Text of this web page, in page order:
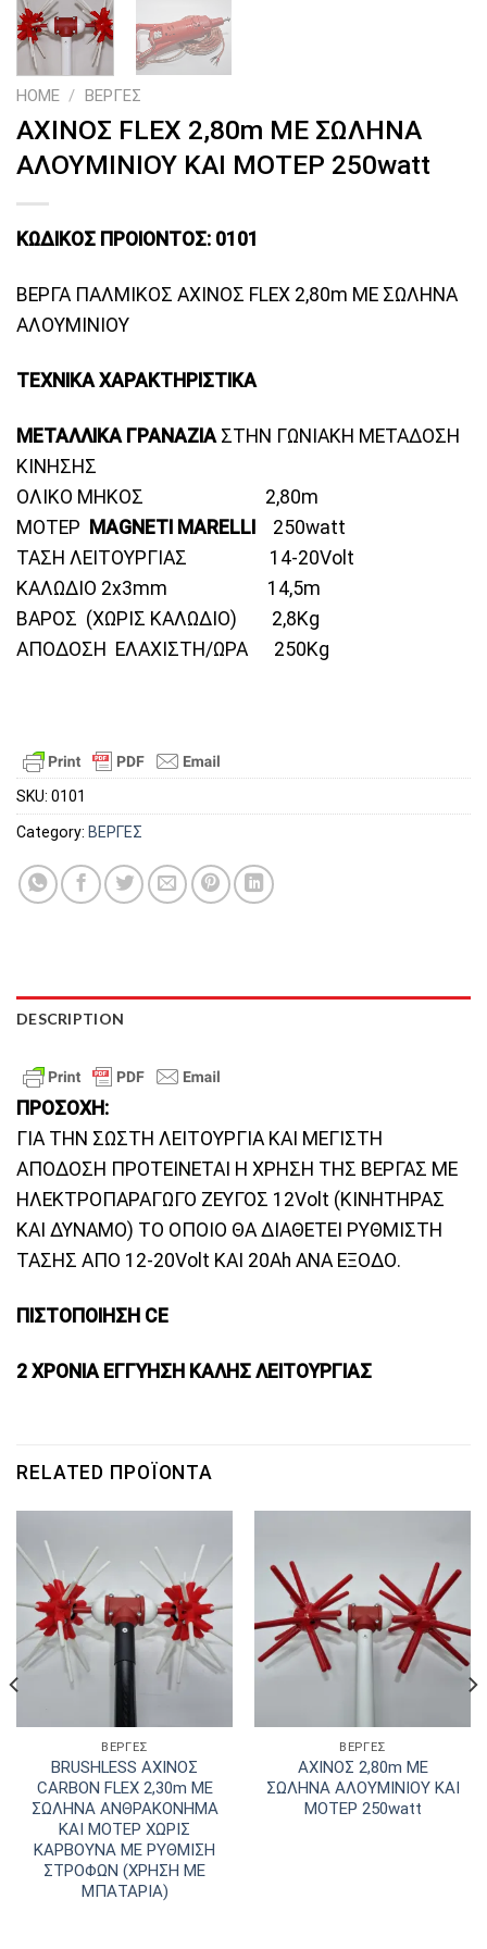
HOME / ΒΕΡΓΕΣ
ΑΧΙΝΟΣ FLEX 2,80m ΜΕ ΣΩΛΗΝΑ
ΑΛΟΥΜΙΝΙΟΥ ΚΑΙ ΜΟΤΕΡ 250watt
ΚΩΔΙΚΟΣ ΠΡΟΙΟΝΤΟΣ: 0101
ΒΕΡΓΑ ΠΑΛΜΙΚΟΣ ΑΧΙΝΟΣ FLEX 2,80m ΜΕ ΣΩΛΗΝΑ
ΑΛΟΥΜΙΝΙΟΥ
ΤΕΧΝΙΚΑ ΧΑΡΑΚΤΗΡΙΣΤΙΚΑ
ΜΕΤΑΛΛΙΚΑ ΓΡΑΝΑΖΙΑΣΤΗΝ ΓΩΝΙΑΚΗ ΜΕΤΑΔΟΣΗ
ΚΙΝΗΣΗΣ
ΟΛΙΚΟ ΜΗΚΟΣ 2,80m
ΜΟΤΕΡ MAGNETI MARELLI
250watt
ΤΑΣΗ ΛΕΙΤΟΥΡΓΙΑΣ 14-20Volt
ΚΑΛΩΔΙΟ 2x3mm 14,5m
ΒΑΡΟΣ (ΧΩΡΙΣ ΚΑΛΩΔΙΟ) 2,8Κg
ΑΠΟΔΟΣΗ ΕΛΑΧΙΣΤΗ/ΩΡΑ 250Kg
SKU: 0101
Category: ΒΕΡΓΕΣ
DESCRIPTION
ΠΡΟΣΟΧΗ:
ΓΙΑ ΤΗΝ ΣΩΣΤΗ ΛΕΙΤΟΥΡΓΙΑ ΚΑΙ ΜΕΓΙΣΤΗ
ΑΠΟΔΟΣΗ ΠΡΟΤΕΙΝΕΤΑΙ Η ΧΡΗΣΗ ΤΗΣ ΒΕΡΓΑΣ ΜΕ
ΗΛΕΚΤΡΟΠΑΡΑΓΩΓΟ ΖΕΥΓΟΣ 12Volt (ΚΙΝΗΤΗΡΑΣ
ΚΑΙ ΔΥΝΑΜΟ) ΤΟ ΟΠΟΙΟ ΘΑ ΔΙΑΘΕΤΕΙ ΡΥΘΜΙΣΤΗ
ΤΑΣΗΣ ΑΠΟ 12-20Volt ΚΑΙ 20Ah ΑΝΑ ΕΞΟΔΟ.
ΠΙΣΤΟΠΟΙΗΣΗ CE
2 ΧΡΟΝΙΑ ΕΓΓΥΗΣΗ ΚΑΛΗΣ ΛΕΙΤΟΥΡΓΙΑΣ
RELATED ΠΡΟΪΌΝΤΑ
ΒΕΡΓΕΣ
BRUSHLESS ΑΧΙΝΟΣ
CARBON FLEX 2,30m ΜΕ
ΣΩΛΗΝΑ ΑΝΘΡΑΚΟΝΗΜΑ
ΚΑΙ ΜΟΤΕΡ ΧΩΡΙΣ
ΚΑΡΒΟΥΝΑ ΜΕ ΡΥΘΜΙΣΗ
ΣΤΡΟΦΩΝ (ΧΡΗΣΗ ΜΕ
ΜΠΑΤΑΡΙΑ)
ΒΕΡΓΕΣ
ΑΧΙΝΟΣ 2,80m ΜΕ
ΣΩΛΗΝΑ ΑΛΟΥΜΙΝΙΟΥ ΚΑΙ
ΜΟΤΕΡ 250watt